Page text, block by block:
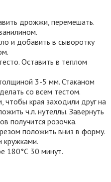
дрожжи, перемешать.
и добавить в сыворотку
Оставить в теплом
3-5 мм. Стаканом
со всем тестом.
чтобы края заходили друг на
ч.л. нутеллы. Завернуть
получится розочка.
положить вниз в форму.
кружками.
180°С 30 минут.